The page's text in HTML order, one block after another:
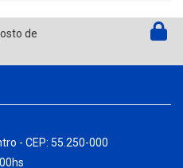
de
- CEP: 55.250-000